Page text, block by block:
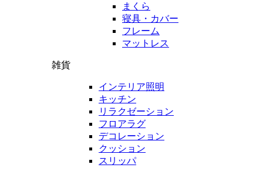
まくら
寝具・カバー
フレーム
マットレス
雑貨
インテリア照明
キッチン
リラクゼーション
フロアラグ
デコレーション
クッション
スリッパ